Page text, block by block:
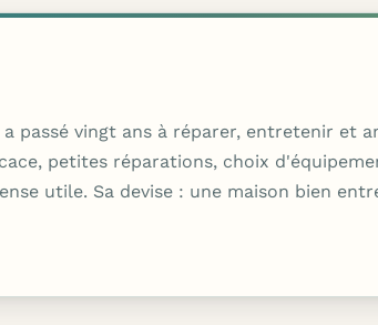
passé vingt ans à réparer, entretenir et
petites réparations, choix
utile. Sa devise : une maison bien